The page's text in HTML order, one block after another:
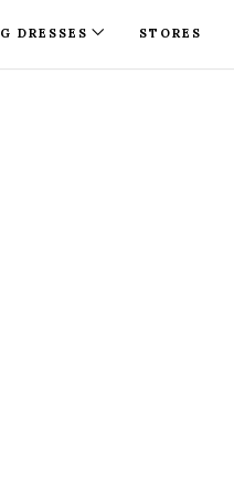
DRESSES STORES